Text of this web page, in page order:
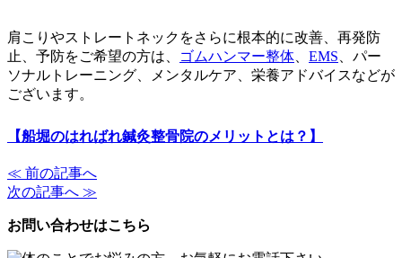
肩こりやストレートネックをさらに根本的に改善、再発防
止、予防をご希望の方は、
ゴムハンマー整体 EMS 、パー
ソナルトレーニング、メンタルケア、栄養アドバイスなどが
ございます。
【船堀のはればれ鍼灸整骨院のメリットとは？】
≪ 前の記事へ
次の記事へ ≫
お問い合わせはこちら